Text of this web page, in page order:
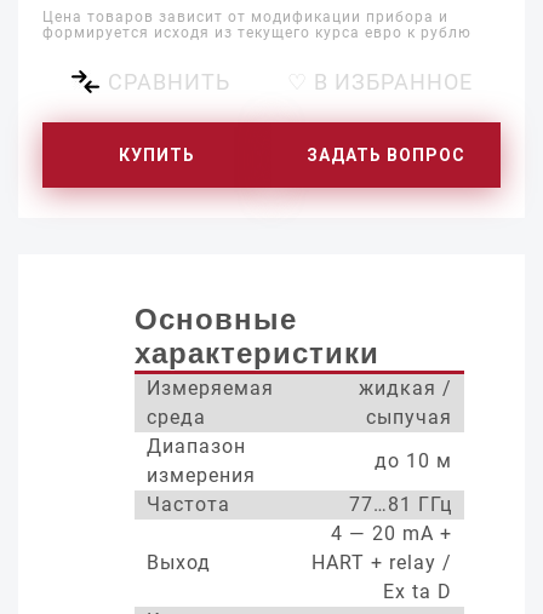
Цена товаров зависит от модификации прибора и
формируется исходя из текущего курса евро к рублю
СРАВНИТЬ ♡ В ИЗБРАННОЕ
КУПИТЬ ЗАДАТЬ ВОПРОС
Основные
характеристики
Измеряемая
среда
жидкая /
сыпучая
Диапазон
измерения
до 10 м
Частота
77…81 ГГц
Выход
4 — 20 mA +
HART + relay /
Ex ta D